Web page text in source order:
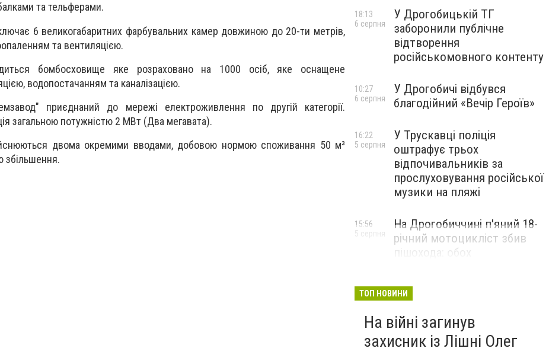
та тельферами.
6 великогабаритних фарбувальних камер довжиною до 20-ти метрів,
та вентиляцією.
бомбосховище яке розраховано на 1000 осіб, яке оснащене
водопостачанням та каналізацією.
приєднаний до мережі електроживлення по другій категорії.
загальною потужністю 2 МВт (Два мегавата).
двома окремими вводами, добовою нормою споживання 50 м³
збільшення.
У Дрогобицькій ТГ
заборонили публічне
відтворення
російськомовного контенту
18:13
6 серпня
У Дрогобичі відбувся
благодійний «Вечір Героїв»
10:27
6 серпня
У Трускавці поліція
оштрафує трьох
відпочивальників за
прослуховування російської
музики на пляжі
16:22
5 серпня
На Дрогобиччині п'яний 18-
річний мотоцикліст збив
пішохода: обох
15:56
5 серпня
ТОП НОВИНИ
На війні загинув
захисник із Лішні Олег